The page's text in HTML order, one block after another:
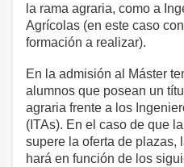
la rama agraria, como a
Agrícolas (en este caso
formación a realizar).
En la admisión al Máster
alumnos que posean un
agraria frente a los
(ITAs). En el caso de que
supere la oferta de plazas,
hará en función de los